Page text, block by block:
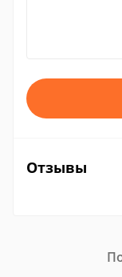
Отзывы